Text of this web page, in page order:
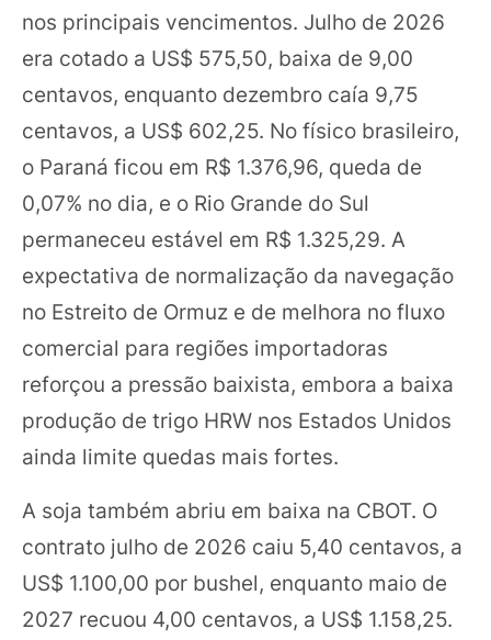
nos principais vencimentos. Julho de 2026
era cotado a US$ 575,50, baixa de 9,00
centavos, enquanto dezembro caía 9,75
centavos, a US$ 602,25. No físico brasileiro,
o Paraná ficou em R$ 1.376,96, queda de
0,07% no dia, e o Rio Grande do Sul
permaneceu estável em R$ 1.325,29. A
expectativa de normalização da navegação
no Estreito de Ormuz e de melhora no fluxo
comercial para regiões importadoras
reforçou a pressão baixista, embora a baixa
produção de trigo HRW nos Estados Unidos
ainda limite quedas mais fortes.
A soja também abriu em baixa na CBOT. O
contrato julho de 2026 caiu 5,40 centavos, a
US$ 1.100,00 por bushel, enquanto maio de
2027 recuou 4,00 centavos, a US$ 1.158,25.